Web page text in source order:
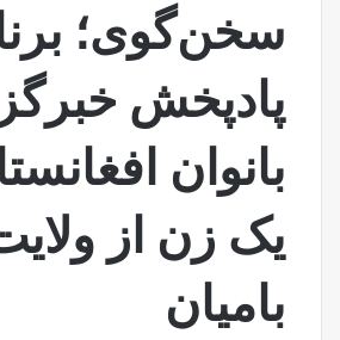
سخن‌گوی؛
پادپخش
بانوان
یک زن از
بامیان